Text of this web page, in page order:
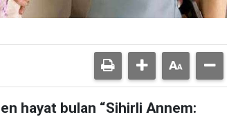
hayat bulan “Sihirli Annem: